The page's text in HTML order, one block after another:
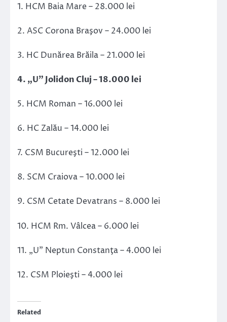
1. HCM Baia Mare – 28.000 lei
2. ASC Corona Braşov – 24.000 lei
3. HC Dunărea Brăila – 21.000 lei
4. „U” Jolidon Cluj – 18.000 lei
5. HCM Roman – 16.000 lei
6. HC Zalău – 14.000 lei
7. CSM Bucureşti – 12.000 lei
8. SCM Craiova – 10.000 lei
9. CSM Cetate Devatrans – 8.000 lei
10. HCM Rm. Vâlcea – 6.000 lei
11. „U” Neptun Constanţa – 4.000 lei
12. CSM Ploieşti – 4.000 lei
Related